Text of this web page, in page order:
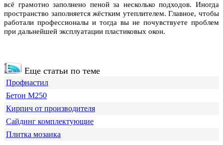
всё грамотно заполнено пеной за несколько подходов. Иногда
пространство заполняется жёстким утеплителем. Главное, чтобы
работали профессионалы и тогда вы не почувствуете проблем
при дальнейшей эксплуатации пластиковых окон.
Еще статьи по теме
Профнастил
Бетон М250
Кирпич от производителя
Сайдинг комплектующие
Плитка мозаика